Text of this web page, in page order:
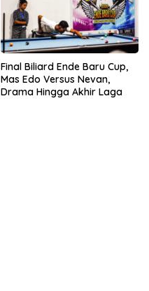
Final Biliard Ende Baru Cup,
Mas Edo Versus Nevan,
Drama Hingga Akhir Laga